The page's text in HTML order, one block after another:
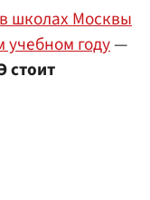
школах Москвы
учебном году—
стоит